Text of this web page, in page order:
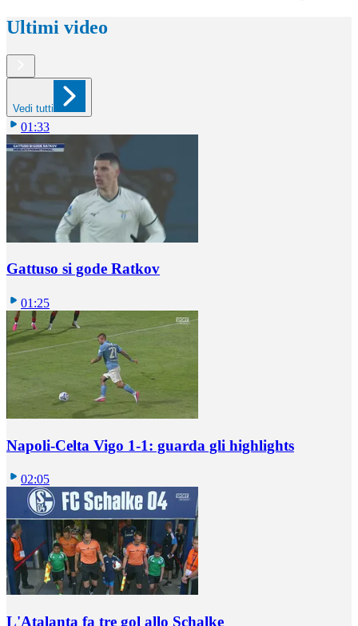
Ultimi video
Vedi tutti
01:33
Gattuso si gode Ratkov
01:25
Napoli-Celta Vigo 1-1: guarda gli highlights
02:05
L'Atalanta fa tre gol allo Schalke